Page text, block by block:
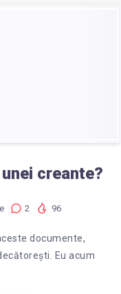
creante?
2 96
documente,
Eu acum